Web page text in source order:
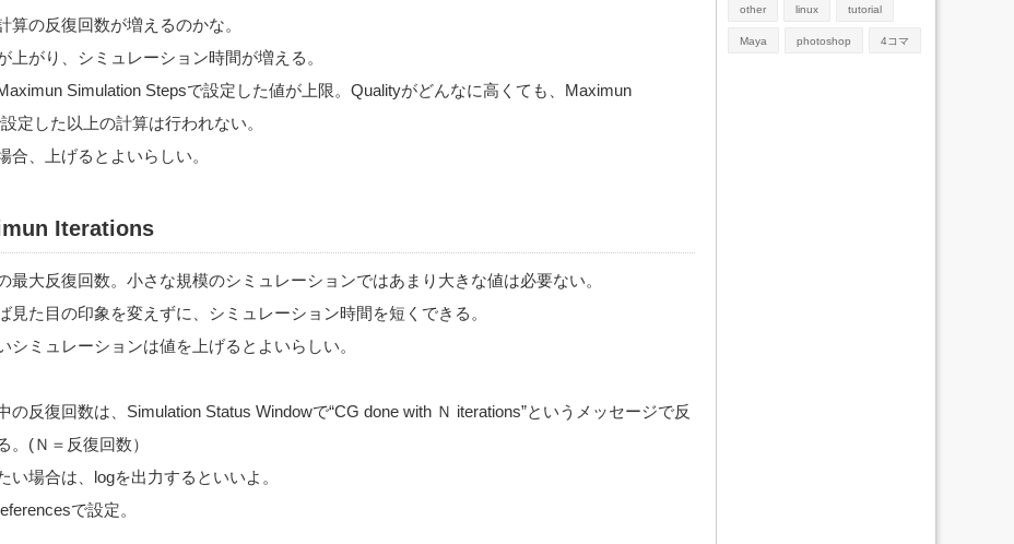
算の反復回数が増えるのかな。
上がり、シミュレーション時間が増える。
Simulation Stepsで設定した値が上限。Qualityがどんなに高くても、Maximun
定した以上の計算は行われない。
合、上げるとよいらしい。
Iterations
最大反復回数。小さな規模のシミュレーションではあまり大きな値は必要ない。
見た目の印象を変えずに、シミュレーション時間を短くできる。
シミュレーションは値を上げるとよいらしい。
の反復回数は、Simulation Status Windowで“CG done with Ｎ iterations”というメッセージで反
。(Ｎ＝反復回数）
い場合は、logを出力するといいよ。
で設定。
other linux tutorial
Maya photoshop 4コマ